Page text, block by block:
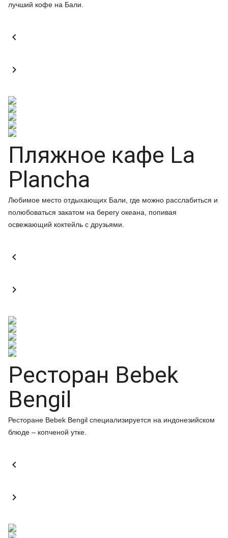
лучший кофе на Бали.


Пляжное кафе La
Plancha
Любимое место отдыхающих Бали, где можно расслабиться и
полюбоваться закатом на берегу океана, попивая
освежающий коктейль с друзьями.


Ресторан Bebek
Bengil
Ресторане Bebek Bengil специализируется на индонезийском
блюде – копченой утке.

